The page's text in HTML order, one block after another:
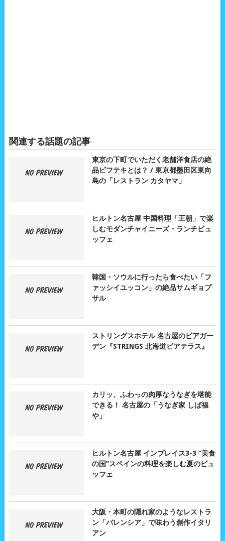
関連する話題の記事
東京の下町でいただく老舗洋食店の絶
品ビフテキとは？ / 東京都墨田区東向
島の「レストラン カタヤマ」
ヒルトン名古屋 中国料理「王朝」で楽
しむモダンチャイニーズ・ランチビュ
ッフェ
韓国・ソウルに行ったら食べたい「フ
ァッシイユッコン」の絶品サムギョプ
サル
ストリングスホテル 名古屋のビアガー
デン『STRINGS 北海道ビアテラス』
カリッ、ふわっの肉厚なうなぎを堪能
できる！ 名古屋の「うなぎ家 しば福
や」
ヒルトン名古屋 インプレイス3-3 “美食
の国”スペインの料理を楽しむ夏のビュ
ッフェ
大阪・本町の隠れ家のようなレストラ
ン「バレンシア」で味わう創作イタリ
アン